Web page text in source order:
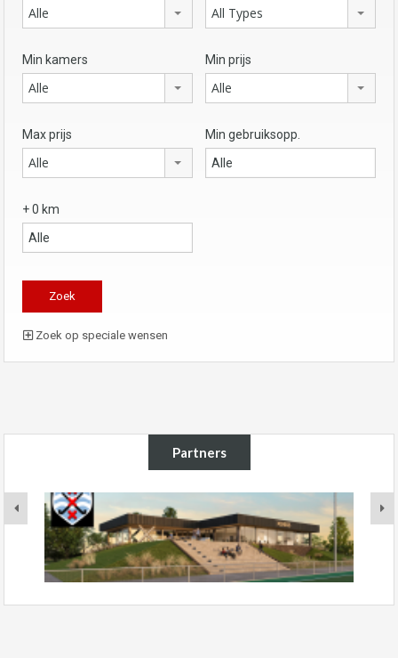
Alle All Types
Min kamers
Alle
Min prijs
Alle
Max prijs
Alle
Min gebruiksopp.
+ 0 km
Zoek op speciale wensen
Partners